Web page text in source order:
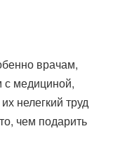
врачам,
медициной,
нелегкий труд
чем подарить